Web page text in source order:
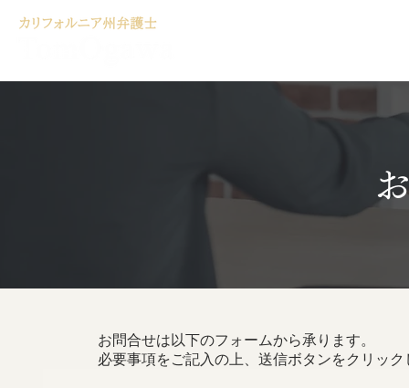
お問合せは以下のフォームから承ります。
必要事項をご記入の上、送信ボタンをクリッ